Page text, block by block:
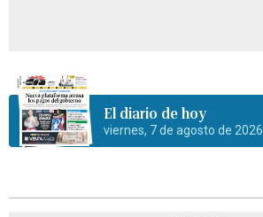
El diario de hoy
viernes, 7 de agosto de 2026